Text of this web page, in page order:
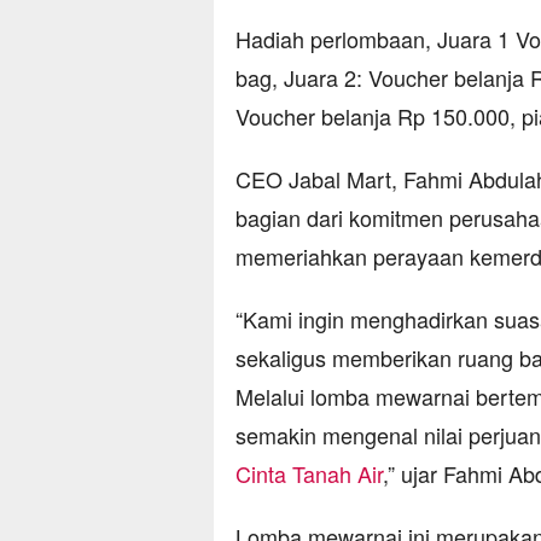
Hadiah perlombaan, Juara 1
bag, Juara 2: Voucher belanja
Voucher belanja Rp 150.000,
CEO Jabal Mart, Fahmi
bagian dari komitmen
memeriahkan perayaan
“Kami ingin menghadirkan
sekaligus memberikan ruang
Melalui lomba mewarnai
semakin mengenal nilai
Cinta Tanah Air,” ujar Fahmi